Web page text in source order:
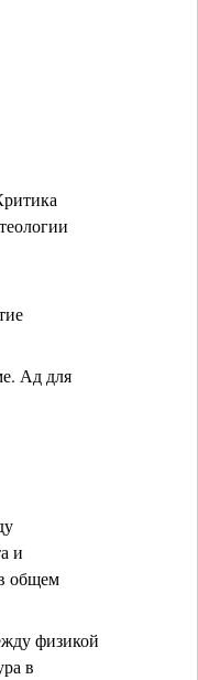
Ад для
и
общем
физикой
в